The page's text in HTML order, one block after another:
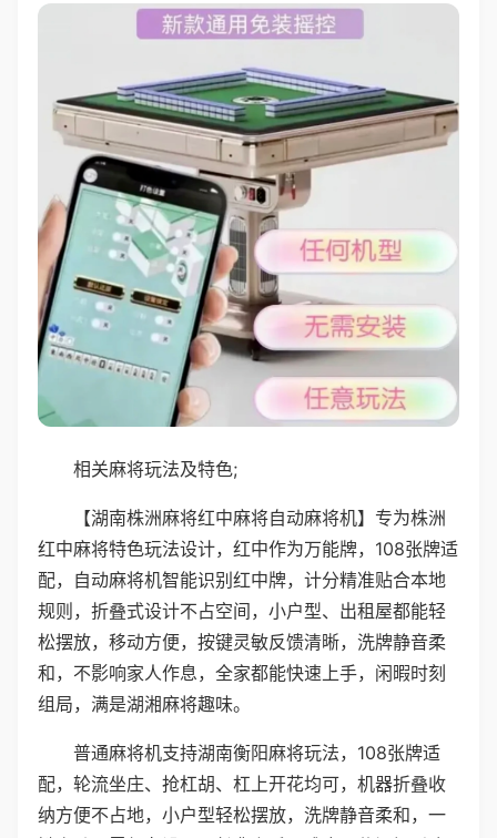
相关麻将玩法及特色;
【湖南株洲麻将红中麻将自动麻将机】专为株洲
红中麻将特色玩法设计，红中作为万能牌，108张牌适
配，自动麻将机智能识别红中牌，计分精准贴合本地
规则，折叠式设计不占空间，小户型、出租屋都能轻
松摆放，移动方便，按键灵敏反馈清晰，洗牌静音柔
和，不影响家人作息，全家都能快速上手，闲暇时刻
组局，满是湖湘麻将趣味。
普通麻将机支持湖南衡阳麻将玩法，108张牌适
配，轮流坐庄、抢杠胡、杠上开花均可，机器折叠收
纳方便不占地，小户型轻松摆放，洗牌静音柔和，一